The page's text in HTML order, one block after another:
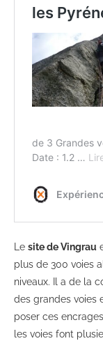
Le site de Vingrau
plus de 300 voies
niveaux. Il a de la
des grandes voies
poser ces
les voies font